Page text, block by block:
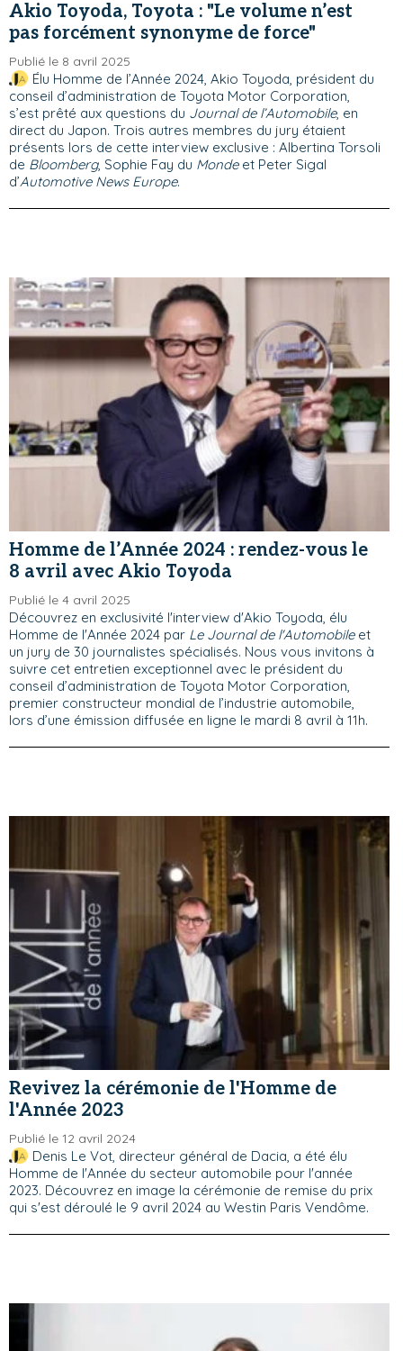
Akio Toyoda, Toyota : "Le volume n’est
pas forcément synonyme de force"
Publié le 8 avril 2025
Élu Homme de l’Année 2024, Akio Toyoda, président du
conseil d’administration de Toyota Motor Corporation,
s’est prêté aux questions du Journal de l’Automobile, en
direct du Japon. Trois autres membres du jury étaient
présents lors de cette interview exclusive : Albertina Torsoli
de Bloomberg, Sophie Fay du Mondeet Peter Sigal
d’Automotive News Europe.
Homme de l’Année 2024 : rendez-vous le
8 avril avec Akio Toyoda
Publié le 4 avril 2025
Découvrez en exclusivité l'interview d'Akio Toyoda, élu
Homme de l'Année 2024 par Le Journal de l'Automobileet
un jury de 30 journalistes spécialisés. Nous vous invitons à
suivre cet entretien exceptionnel avec le président du
conseil d’administration de Toyota Motor Corporation,
premier constructeur mondial de l’industrie automobile,
lors d’une émission diffusée en ligne le mardi 8 avril à 11h.
Revivez la cérémonie de l'Homme de
l'Année 2023
Publié le 12 avril 2024
Denis Le Vot, directeur général de Dacia, a été élu
Homme de l'Année du secteur automobile pour l'année
2023. Découvrez en image la cérémonie de remise du prix
qui s'est déroulé le 9 avril 2024 au Westin Paris Vendôme.